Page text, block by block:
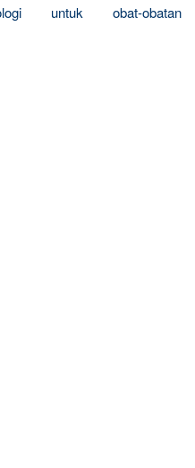
untuk obat-obatan